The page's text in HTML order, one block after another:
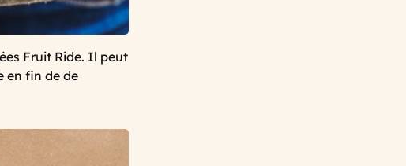
Fruit Ride. Il peut
en fin de de